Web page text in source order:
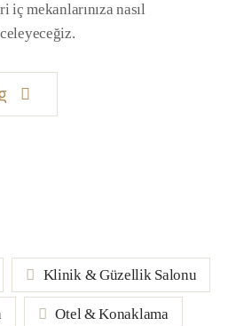
mekanlarınıza nasıl
Klinik & Güzellik Salonu
Otel & Konaklama